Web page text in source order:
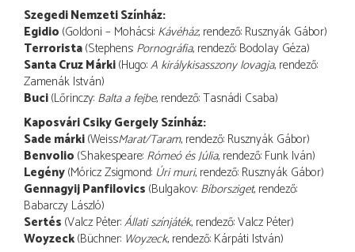
Szegedi Nemzeti Színház:
Egidio (Goldoni – Mohácsi: Kávéház, rendező: Rusznyák Gábor)
Terrorista(Stephens: Pornográfia, rendező: Bodolay Géza)
Santa Cruz Márki(Hugo:A királykisasszony lovagja, rendező:
Zamenák István)
Buci(Lőrinczy: Balta a fejbe, rendező: Tasnádi Csaba)
Kaposvári Csiky Gergely Színház:
Sade márki(Weiss:Marat/Taram, rendező: Rusznyák Gábor)
Benvolio (Shakespeare: Rómeó és Júlia, rendező: Funk Iván)
Legény(Móricz Zsigmond: Úri muri, rendező: Rusznyák Gábor)
Gennagyij Panfilovics (Bulgakov: Bíborsziget, rendező:
Babarczy László)
Sertés (Valcz Péter:Állati színjáték, rendező: Valcz Péter)
Woyzeck(Büchner: Woyzeck, rendező: Kárpáti István)